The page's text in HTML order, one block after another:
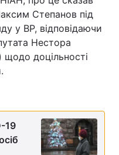
Степанов під
у ВР, відповідаючи
Нестора
доцільності
19